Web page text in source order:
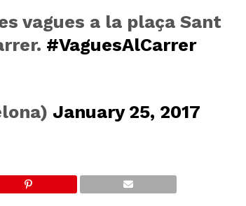
vagues a la plaça Sant
#VaguesAlCarrer
January 25, 2017